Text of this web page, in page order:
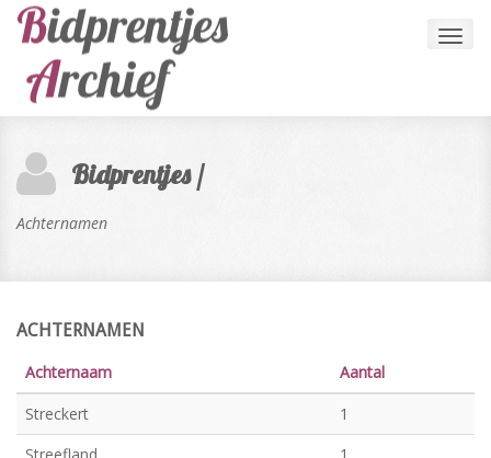
Bidprentjes /
Achternamen
ACHTERNAMEN
Achternaam
Aantal
Streckert
1